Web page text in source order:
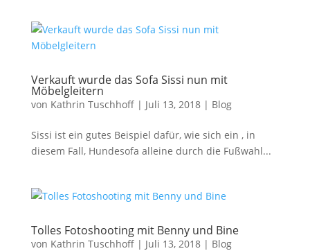
Verkauft wurde das Sofa Sissi nun mit
Möbelgleitern
von Kathrin Tuschhoff| Juli 13, 2018| Blog
Sissi ist ein gutes Beispiel dafür, wie sich ein , in
diesem Fall, Hundesofa alleine durch die Fußwahl...
Tolles Fotoshooting mit Benny und Bine
von Kathrin Tuschhoff| Juli 13, 2018| Blog